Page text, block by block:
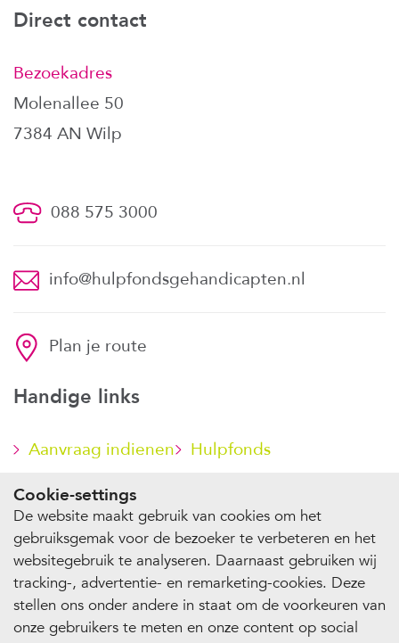
Cookie-settings
De website maakt gebruik van cookies om het
gebruiksgemak voor de bezoeker te verbeteren en het
websitegebruik te analyseren. Daarnaast gebruiken wij
tracking-, advertentie- en remarketing-cookies. Deze
stellen ons onder andere in staat om de voorkeuren van
onze gebruikers te meten en onze content op social
Direct contact
Bezoekadres
Molenallee 50
7384 AN Wilp
088 575 3000
info@hulpfondsgehandicapten.nl
Plan je route
Handige links
Aanvraag indienen
Hulpfonds
© 2026 Stichting Hulpfonds Gehandicapten
Privacy
Cookie-instellingen